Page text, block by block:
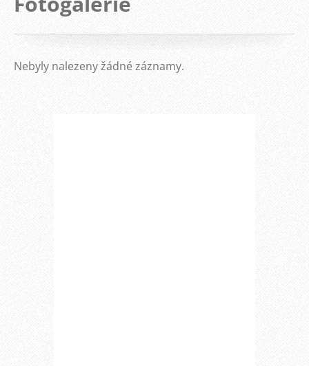
Nebyly nalezeny žádné záznamy.